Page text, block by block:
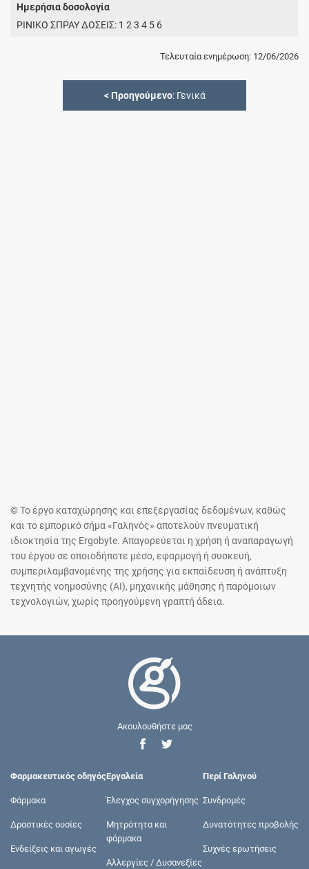
Ημερήσια δοσολογία
ΡΙΝΙΚΟ ΣΠΡΑΥ ΔΟΣΕΙΣ: 1 2 3 4 5 6
Τελευταία ενημέρωση: 12/06/2026
< Προηγούμενο: Γενικά
© Το έργο καταχώρησης και επεξεργασίας δεδομένων, καθώς
και το εμπορικό σήμα «Γαληνός» αποτελούν πνευματική
ιδιοκτησία της Ergobyte. Απαγορεύεται η χρήση ή αναπαραγωγή
του έργου σε οποιοδήποτε μέσο, εφαρμογή ή συσκευή,
συμπεριλαμβανομένης της χρήσης για εκπαίδευση ή ανάπτυξη
τεχνητής νοημοσύνης (AI), μηχανικής μάθησης ή παρόμοιων
τεχνολογιών, χωρίς προηγούμενη γραπτή άδεια.
Ακουλουθήστε μας
Φαρμακευτικός οδηγός
Φάρμακα
Δραστικές ουσίες
Ενδείξεις και αγωγές
Εργαλεία
Έλεγχος συγχορήγησης
Μητρότητα και
φάρμακα
Αλλεργίες / Δυσανεξίες
Περί Γαληνού
Συνδρομές
Δυνατότητες προβολής
Συχνές ερωτήσεις